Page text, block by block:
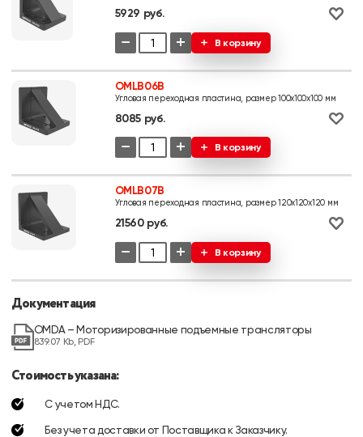
5929 руб.
− + В корзину
OMLB06B
Угловая переходная пластина, размер 100x100x100 мм
8085 руб.
− + В корзину
OMLB07B
Угловая переходная пластина, размер 120x120x120 мм
21560 руб.
− + В корзину
Документация
OMDA – Моторизированные подъемные трансляторы
839.07 Kb, PDF
Стоимость указана:
С учетом НДС.
Без учета доставки от Поставщика к Заказчику.